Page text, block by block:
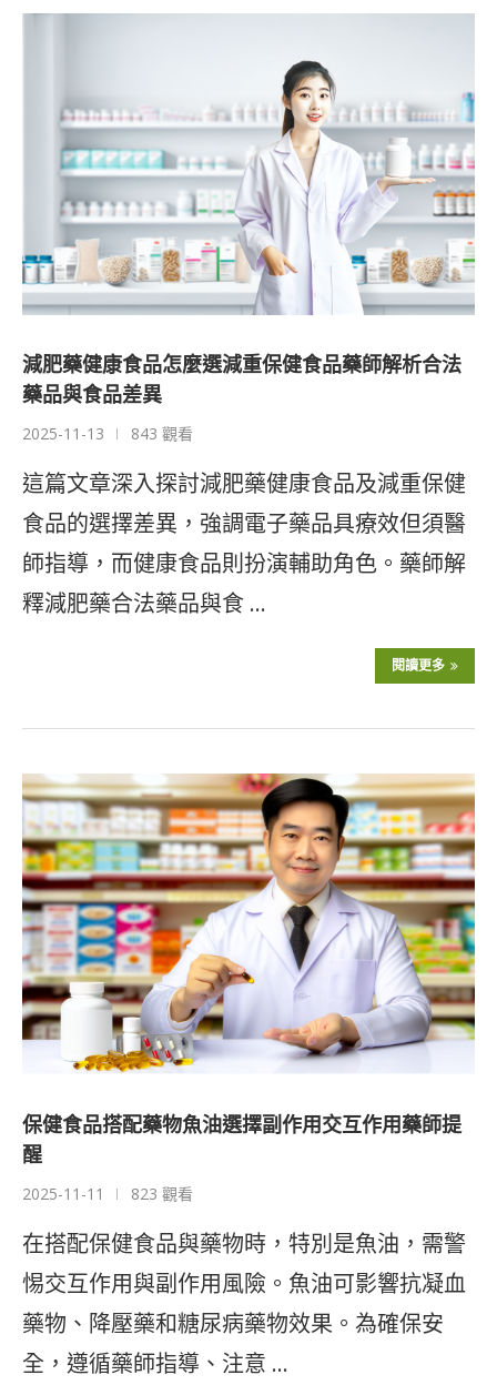
減肥藥健康食品怎麼選減重保健食品藥師解析合法
藥品與食品差異
2025-11-13 843 觀看
這篇文章深入探討減肥藥健康食品及減重保健
食品的選擇差異，強調電子藥品具療效但須醫
師指導，而健康食品則扮演輔助角色。藥師解
釋減肥藥合法藥品與食 …
閱讀更多
保健食品搭配藥物魚油選擇副作用交互作用藥師提
醒
2025-11-11 823 觀看
在搭配保健食品與藥物時，特別是魚油，需警
惕交互作用與副作用風險。魚油可影響抗凝血
藥物、降壓藥和糖尿病藥物效果。為確保安
全，遵循藥師指導、注意 …